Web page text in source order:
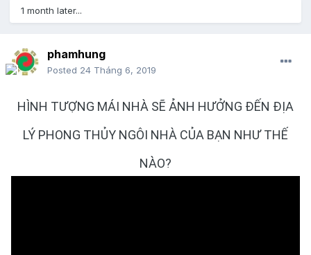
1 month later...
phamhung
Posted 24 Tháng 6, 2019
HÌNH TƯỢNG MÁI NHÀ SẼ ẢNH HƯỞNG ĐẾN ĐỊA
LÝ PHONG THỦY NGÔI NHÀ CỦA BẠN NHƯ THẾ
NÀO?